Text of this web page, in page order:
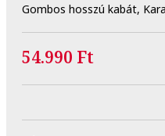
Gombos hosszú kabát,
54.990 Ft